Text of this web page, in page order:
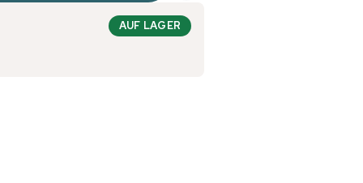
AUF LAGER